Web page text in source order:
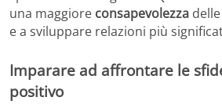
una maggiore consapevolezza
e a sviluppare relazioni più
Imparare ad affrontare le
positivo